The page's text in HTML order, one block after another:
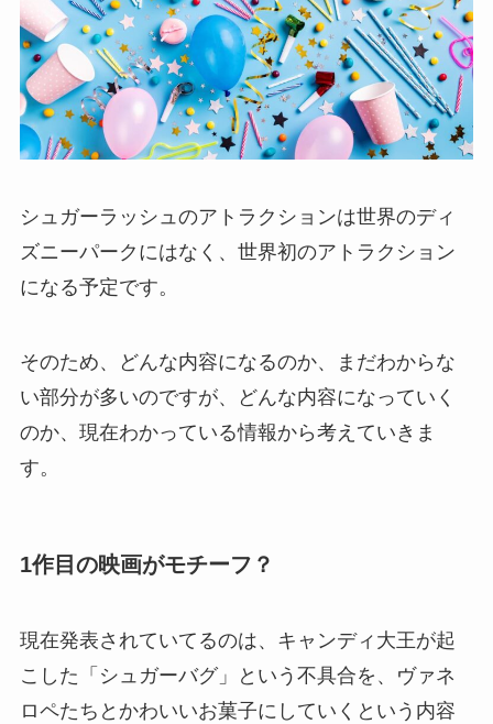
シュガーラッシュのアトラクションは世界のディ
ズニーパークにはなく、世界初のアトラクション
になる予定です。
そのため、どんな内容になるのか、まだわからな
い部分が多いのですが、どんな内容になっていく
のか、現在わかっている情報から考えていきま
す。
1作目の映画がモチーフ？
現在発表されていてるのは、キャンディ大王が起
こした「シュガーバグ」という不具合を、ヴァネ
ロペたちとかわいいお菓子にしていくという内容